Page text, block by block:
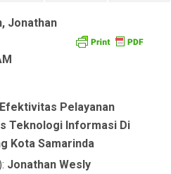
Jonathan
Efektivitas Pelayanan
Teknologi Informasi Di
Kota Samarinda
Jonathan Wesly